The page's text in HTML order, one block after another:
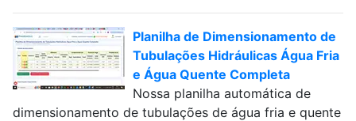
Planilha de Dimensionamento de
Tubulações Hidráulicas Água Fria
e Água Quente Completa
Nossa planilha automática de
dimensionamento de tubulações de água fria e quente